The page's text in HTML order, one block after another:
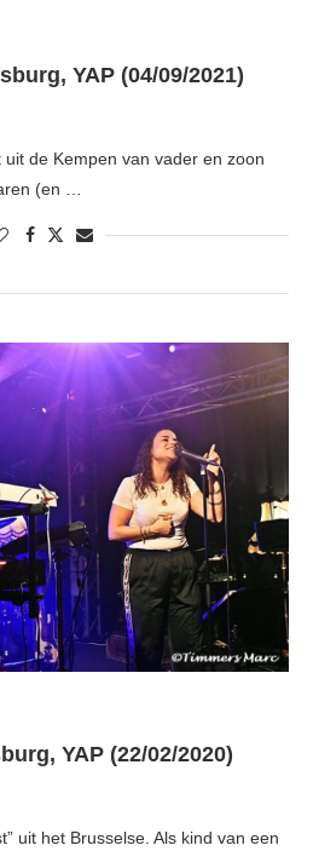
YAP (04/09/2021)
de Kempen van vader en zoon
(en …
YAP (22/02/2020)
uit het Brusselse. Als kind van een